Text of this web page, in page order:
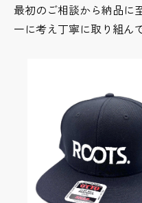
最初のご相談から納品に
一に考え丁寧に取り組ん